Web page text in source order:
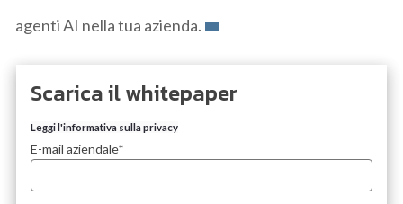
agenti AI nella tua azienda.
Scarica il whitepaper
Leggi l'informativa sulla privacy
E-mail aziendale*